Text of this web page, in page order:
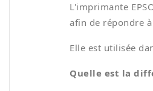
L'imprimante
afin de répondre
Elle est utilisée
Quelle est la